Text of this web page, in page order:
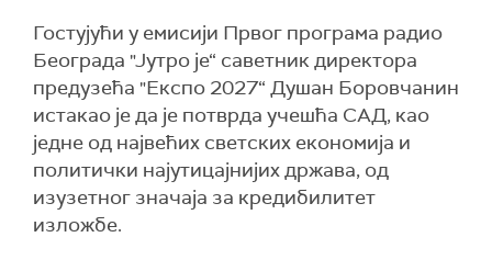
Гостујући у емисији Првог програма радио
Београда "Јутро је“ саветник директора
предузећа "Експо 2027“ Душан Боровчанин
истакао је да је потврда учешћа САД, као
једне од највећих светских економија и
политички најутицајнијих држава, од
изузетног значаја за кредибилитет
изложбе.